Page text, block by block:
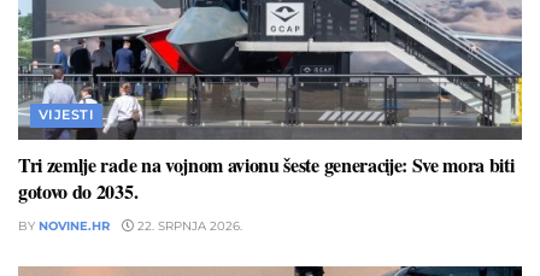
VIJESTI
Tri zemlje rade na vojnom avionu šeste generacije: Sve mora biti
gotovo do 2035.
BY NOVINE.HR 22. SRPNJA 2026.